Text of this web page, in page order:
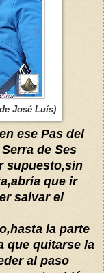
José Luís)
ese Pas del
de Ses
supuesto,sin
que ir
salvar el
la parte
que quitarse la
al paso